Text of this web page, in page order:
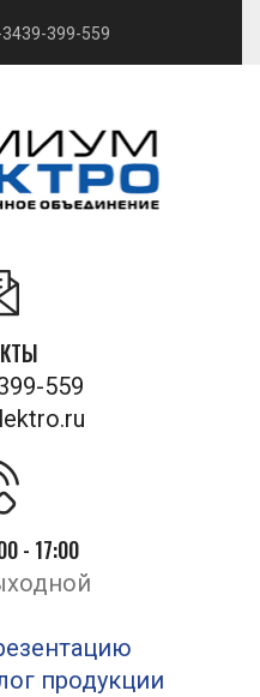
3439-399-559
559
- 17:00
продукции